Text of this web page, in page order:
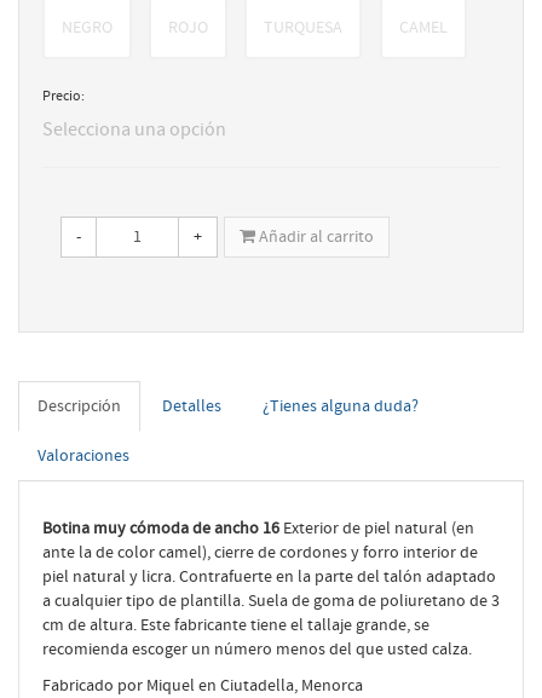
NEGRO ROJO TURQUESA CAMEL
Precio:
Selecciona una opción
- + Añadir al carrito
Descripción Detalles ¿Tienes alguna duda?
Valoraciones
Botina muy cómoda de ancho 16 Exterior de piel natural (en
ante la de color camel), cierre de cordones y forro interior de
piel natural y licra. Contrafuerte en la parte del talón adaptado
a cualquier tipo de plantilla. Suela de goma de poliuretano de 3
cm de altura. Este fabricante tiene el tallaje grande, se
recomienda escoger un número menos del que usted calza.
Fabricado por Miquel en Ciutadella, Menorca